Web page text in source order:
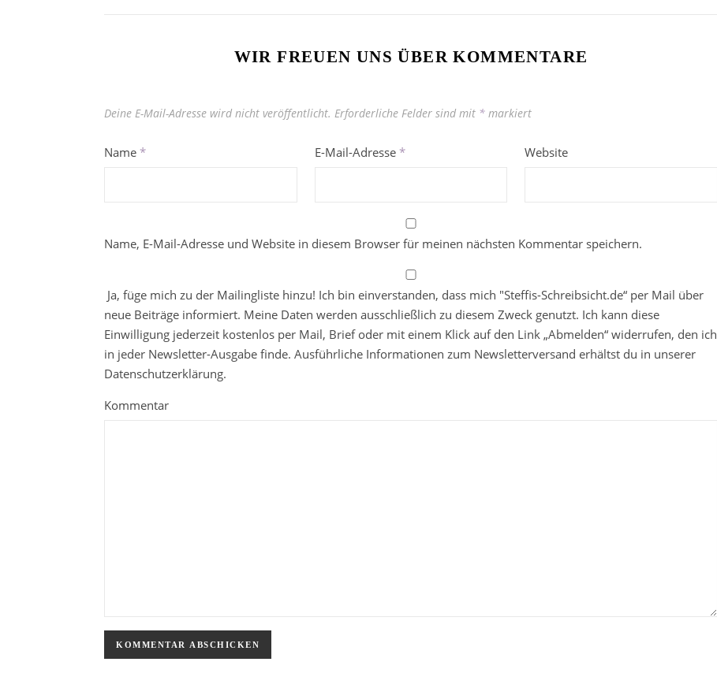
WIR FREUEN UNS ÜBER KOMMENTARE
Deine E-Mail-Adresse wird nicht veröffentlicht. Erforderliche Felder sind mit * markiert
Name * E-Mail-Adresse * Website
Name, E-Mail-Adresse und Website in diesem Browser für meinen nächsten Kommentar speichern.
Ja, füge mich zu der Mailingliste hinzu! Ich bin einverstanden, dass mich "Steffis-Schreibsicht.de“ per Mail über
neue Beiträge informiert. Meine Daten werden ausschließlich zu diesem Zweck genutzt. Ich kann diese
Einwilligung jederzeit kostenlos per Mail, Brief oder mit einem Klick auf den Link „Abmelden“ widerrufen, den ich
in jeder Newsletter-Ausgabe finde. Ausführliche Informationen zum Newsletterversand erhältst du in unserer
Datenschutzerklärung.
Kommentar